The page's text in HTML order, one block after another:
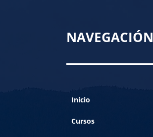
NAVEGACIÓN
Inicio
Cursos